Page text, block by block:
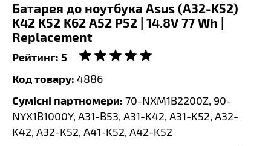
Батарея до ноутбука Asus (A32-K52)
K42 K52 K62 A52 P52 | 14.8V 77 Wh |
Replacement
Рейтинг: 5
Код товару: 4886
Сумісні партномери: 70-NXM1B2200Z, 90-
NYX1B1000Y, A31-B53, A31-K42, A31-K52, A32-
K42, A32-K52, A41-K52, A42-K52